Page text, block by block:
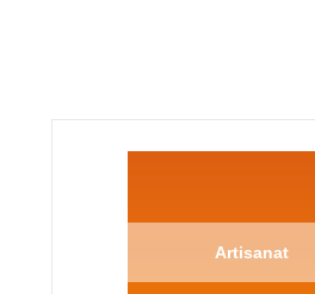
Artisanat